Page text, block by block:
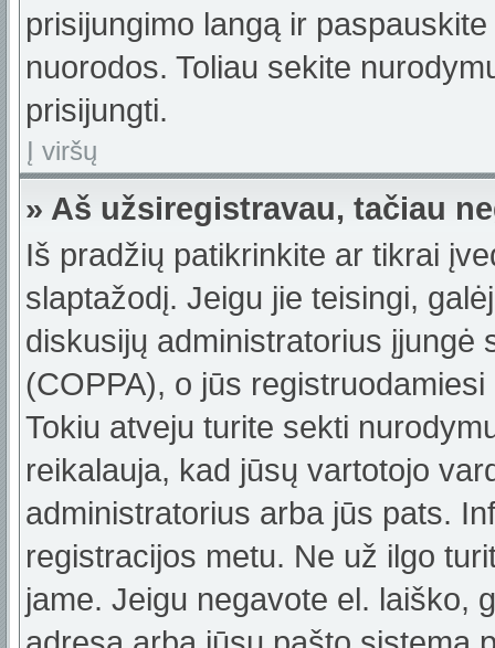
prisijungimo langą ir
nuorodos. Toliau sekite
prisijungti.
Į viršų
» Aš užsiregistravau, tačiau
Iš pradžių patikrinkite ar tikrai
slaptažodį. Jeigu jie teisingi,
diskusijų administratorius įjungė
(COPPA), o jūs
Tokiu atveju turite sekti
reikalauja, kad jūsų vartotojo
administratorius arba jūs pats.
registracijos metu. Ne už ilgo
jame. Jeigu negavote el. laiško,